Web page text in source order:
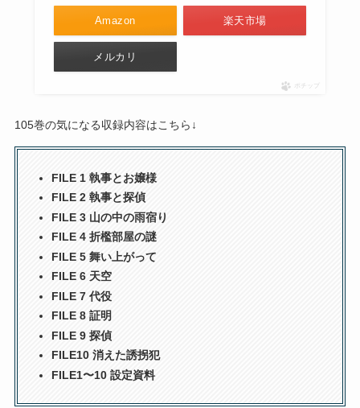
Amazon 楽天市場
メルカリ
ポチップ
105巻の気になる収録内容はこちら↓
FILE 1 執事とお嬢様
FILE 2 執事と探偵
FILE 3 山の中の雨宿り
FILE 4 折檻部屋の謎
FILE 5 舞い上がって
FILE 6 天空
FILE 7 代役
FILE 8 証明
FILE 9 探偵
FILE10 消えた誘拐犯
FILE1〜10 設定資料